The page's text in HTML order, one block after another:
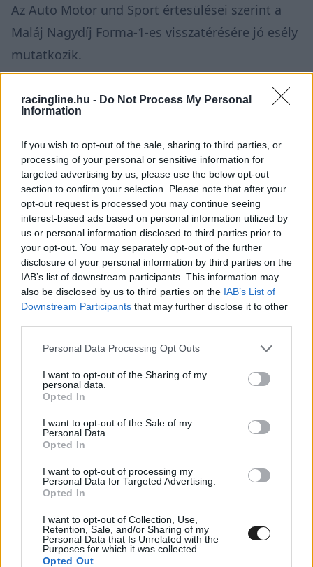
racingline.hu - Do Not Process My Personal
Information
If you wish to opt-out of the sale, sharing to third parties, or
processing of your personal or sensitive information for
targeted advertising by us, please use the below opt-out
section to confirm your selection. Please note that after your
opt-out request is processed you may continue seeing
interest-based ads based on personal information utilized by
us or personal information disclosed to third parties prior to
your opt-out. You may separately opt-out of the further
disclosure of your personal information by third parties on the
IAB’s list of downstream participants. This information may
also be disclosed by us to third parties on the IAB’s List of
Downstream Participants that may further disclose it to other
Please note that this website/app uses one or more Google
not limited to your visit or usage behaviour. You may click to
grant or deny consent to Google and its third-party tags to
use your data for below specified purposes in below Google
consent section.
Personal Data Processing Opt Outs
I want to opt-out of the Sharing of my
personal data.
Opted In
I want to opt-out of the Sale of my
Personal Data.
Opted In
I want to opt-out of processing my
Personal Data for Targeted Advertising.
Opted In
I want to opt-out of Collection, Use,
Retention, Sale, and/or Sharing of my
Personal Data that Is Unrelated with the
Purposes for which it was collected.
Opted Out
Az Auto Motor und Sport értesülései szerint a
Maláj Nagydíj Forma-1-es visszatérésére jó esély
mutatkozik.
Utoljára 2017-ben láthattunk versenyt
Sepangban, azóta csak a MotoGP jár oda. Most
az új pálya, a Vietnámi Nagydíj mellé jöhetne a
versenynaptárban. A két ázsiai versenyt elvileg
az európai szezon után, de a közel-keleti
versenyek előtt rendeznék.
Olyan hír is megjelent nemrég, hogy a Kínai
Nagydíj idén törölve lesz, tehát ebből kiindulva,
az egyetlen délkelet-ázsiai futam Vietnám lenne,
akik nagyon szeretnék, ha 2020-ban ellátogatna
rövidebb idő alatt minél több nagydíj rendezése
a cél, logisztikailag úgy érné meg, ha a
térségben még lenne legalább egy verseny, ha
már odautaznak a csapatok. És akkor ez lehetne
a már emlegetett Malájzia.